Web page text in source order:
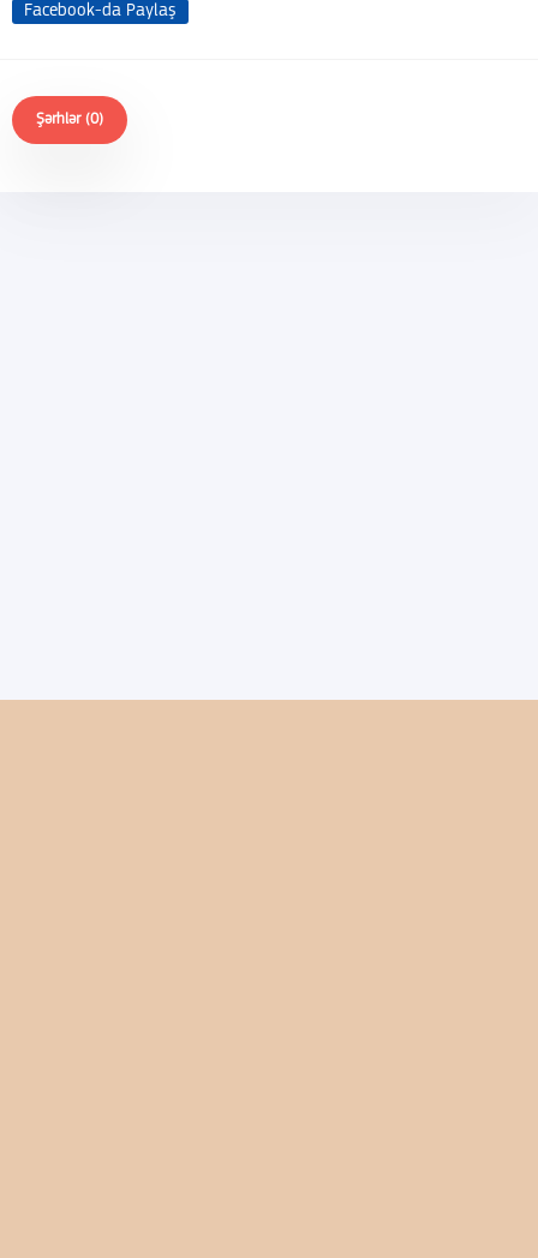
Facebook-da Paylaş
Şərhlər (0)